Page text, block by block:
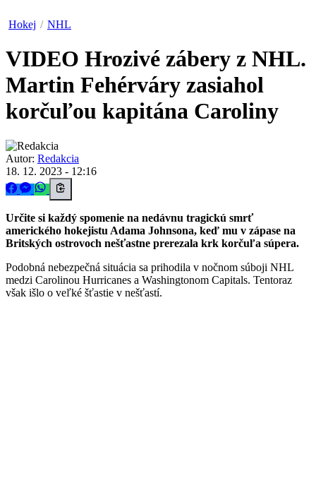
Hokej / NHL
VIDEO Hrozivé zábery z NHL.
Martin Fehérváry zasiahol
korčuľou kapitána Caroliny
Autor: Redakcia
18. 12. 2023 - 12:16
Určite si každý spomenie na nedávnu tragickú smrť
amerického hokejistu Adama Johnsona, keď mu v zápase na
Britských ostrovoch nešťastne prerezala krk korčuľa súpera.
Podobná nebezpečná situácia sa prihodila v nočnom súboji NHL
medzi Carolinou Hurricanes a Washingtonom Capitals. Tentoraz
však išlo o veľké šťastie v nešťastí.